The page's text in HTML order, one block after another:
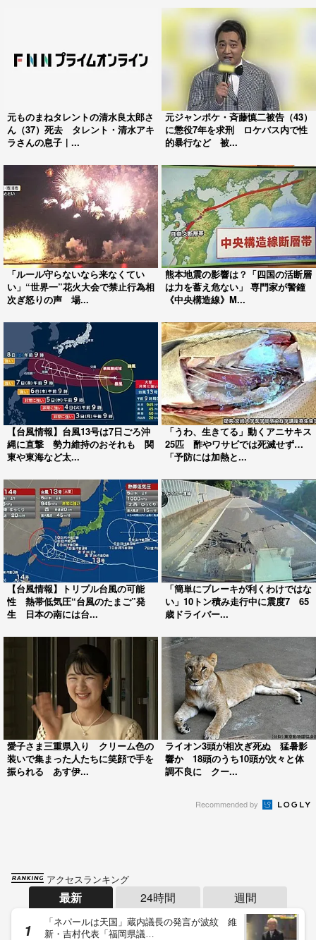
元ものまねタレントの清水良太郎さ
ん（37）死去 タレント・清水アキ
ラさんの息子｜...
元ジャンポケ・斉藤慎二被告（43）
に懲役7年を求刑 ロケバス内で性
的暴行など 被...
「ルール守らないなら来なくてい
い」“世界一”花火大会で禁止行為相
次ぎ怒りの声 場...
熊本地震の影響は？「四国の活断層
は力を蓄え危ない」 専門家が警鐘
《中央構造線》M...
【台風情報】台風13号は7日ごろ沖
縄に直撃 勢力維持のおそれも 関
東や東海など太...
「うわ、生きてる」動くアニサキス
25匹 酢やワサビでは死滅せず…
「予防には加熱と...
【台風情報】トリプル台風の可能
性 熱帯低気圧“台風のたまご”発
生 日本の南には台...
「簡単にブレーキが利くわけではな
い」10トン積み走行中に震度7 65
歳ドライバー...
愛子さま三重県入り クリーム色の
装いで集まった人たちに笑顔で手を
振られる あす伊...
ライオン3頭が相次ぎ死ぬ 猛暑影
響か 18頭のうち10頭が次々と体
調不良に クー...
Recommended by
アクセスランキング
最新 24時間 週間
「ネパールは天国」蔵内議長の発言が波紋 維
新・吉村代表「福岡県議…